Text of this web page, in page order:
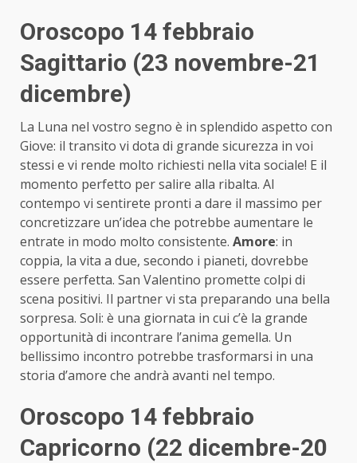
Oroscopo 14 febbraio
Sagittario (23 novembre-21
dicembre)
La Luna nel vostro segno è in splendido aspetto con
Giove: il transito vi dota di grande sicurezza in voi
stessi e vi rende molto richiesti nella vita sociale! E il
momento perfetto per salire alla ribalta. Al
contempo vi sentirete pronti a dare il massimo per
concretizzare un’idea che potrebbe aumentare le
entrate in modo molto consistente. Amore: in
coppia, la vita a due, secondo i pianeti, dovrebbe
essere perfetta. San Valentino promette colpi di
scena positivi. Il partner vi sta preparando una bella
sorpresa. Soli: è una giornata in cui c’è la grande
opportunità di incontrare l’anima gemella. Un
bellissimo incontro potrebbe trasformarsi in una
storia d’amore che andrà avanti nel tempo.
Oroscopo 14 febbraio
Capricorno (22 dicembre-20